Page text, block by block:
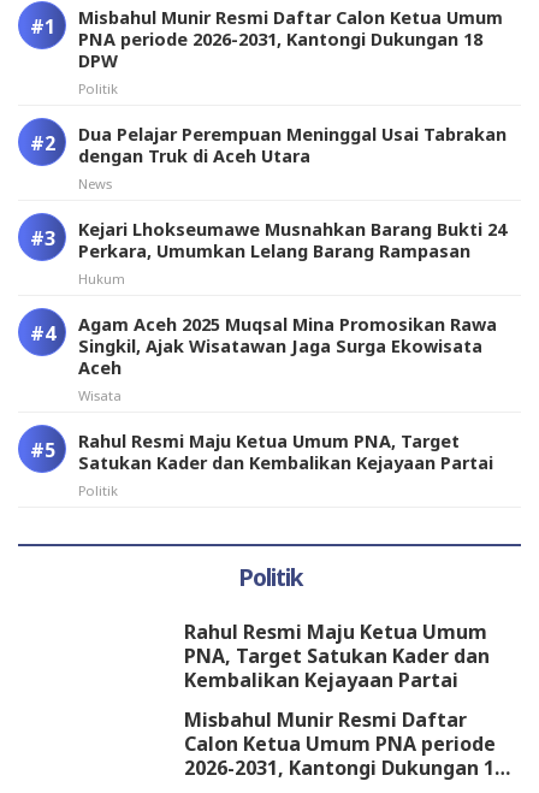
Misbahul Munir Resmi Daftar Calon Ketua Umum
PNA periode 2026-2031, Kantongi Dukungan 18
DPW
Politik
Dua Pelajar Perempuan Meninggal Usai Tabrakan
dengan Truk di Aceh Utara
News
Kejari Lhokseumawe Musnahkan Barang Bukti 24
Perkara, Umumkan Lelang Barang Rampasan
Hukum
Agam Aceh 2025 Muqsal Mina Promosikan Rawa
Singkil, Ajak Wisatawan Jaga Surga Ekowisata
Aceh
Wisata
Rahul Resmi Maju Ketua Umum PNA, Target
Satukan Kader dan Kembalikan Kejayaan Partai
Politik
Politik
Rahul Resmi Maju Ketua Umum
PNA, Target Satukan Kader dan
Kembalikan Kejayaan Partai
Misbahul Munir Resmi Daftar
Calon Ketua Umum PNA periode
2026-2031, Kantongi Dukungan 18